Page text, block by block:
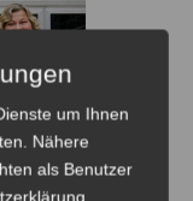
um Ihnen
Nähere
als Benutzer